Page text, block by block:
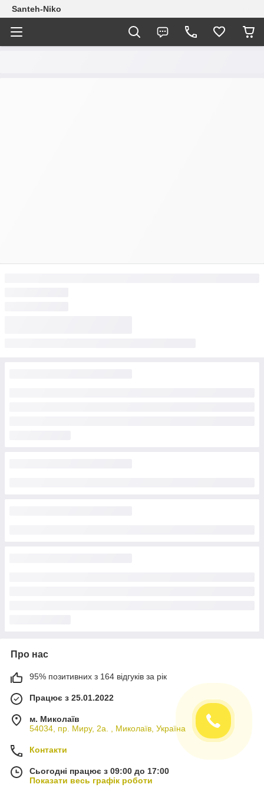
Santeh-Niko
Про нас
95% позитивних з 164 відгуків за рік
Працює з 25.01.2022
м. Миколаїв
54034, пр. Миру, 2а. , Миколаїв, Україна
Контакти
Сьогодні працює з 09:00 до 17:00
Показати весь графік роботи